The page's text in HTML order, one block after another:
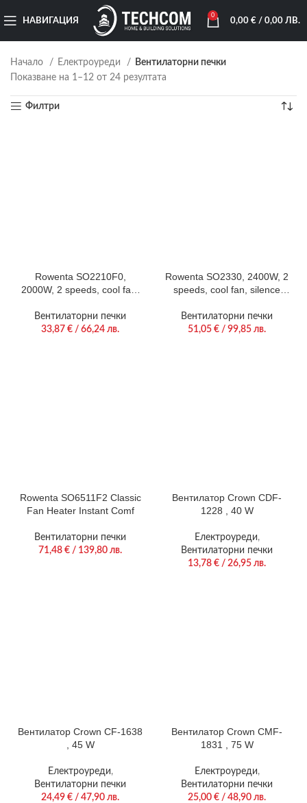
НАВИГАЦИЯ
0
0,00 €/ 0,00 ЛВ.
Начало Електроуреди
Вентилаторни печки
Показване на 1–12 от 24 резултата
Филтри
Rowenta SO2210F0,
2000W, 2 speeds, cool fan,
BLACK
Вентилаторни печки
33,87 € / 66,24 лв.
Rowenta SO2330, 2400W, 2
speeds, cool fan, silence
thermostat, GREY / BLACK
Вентилаторни печки
51,05 € / 99,85 лв.
Rowenta SO6511F2 Classic
Fan Heater Instant Comf
Вентилаторни печки
71,48 € / 139,80 лв.
Вентилатор Crown CDF-
1228 , 40 W
Електроуреди,
Вентилаторни печки
13,78 € / 26,95 лв.
Вентилатор Crown CF-1638
, 45 W
Електроуреди,
Вентилаторни печки
24,49 € / 47,90 лв.
Вентилатор Crown CMF-
1831 , 75 W
Електроуреди,
Вентилаторни печки
25,00 € / 48,90 лв.